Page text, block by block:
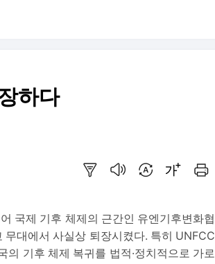
하다
국제 기후 체제의 근간인 유엔기후변화협
대에서 사실상 퇴장시켰다. 특히 UNFCC
기후 체제 복귀를 법적·정치적으로 가로